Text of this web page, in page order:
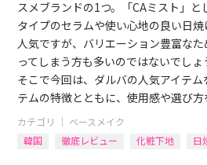
スメブランドの1つ。「CAミスト」
タイプのセラムや使い心地の良い日
人気ですが、バリエーション豊富な
ってしまう方も多いのではないでしょ
そこで今回は、ダルバの人気アイテ
テムの特徴とともに、使用感や選び方
カテゴリ ｜ ベースメイク
韓国
徹底レビュー 化粧下地 日